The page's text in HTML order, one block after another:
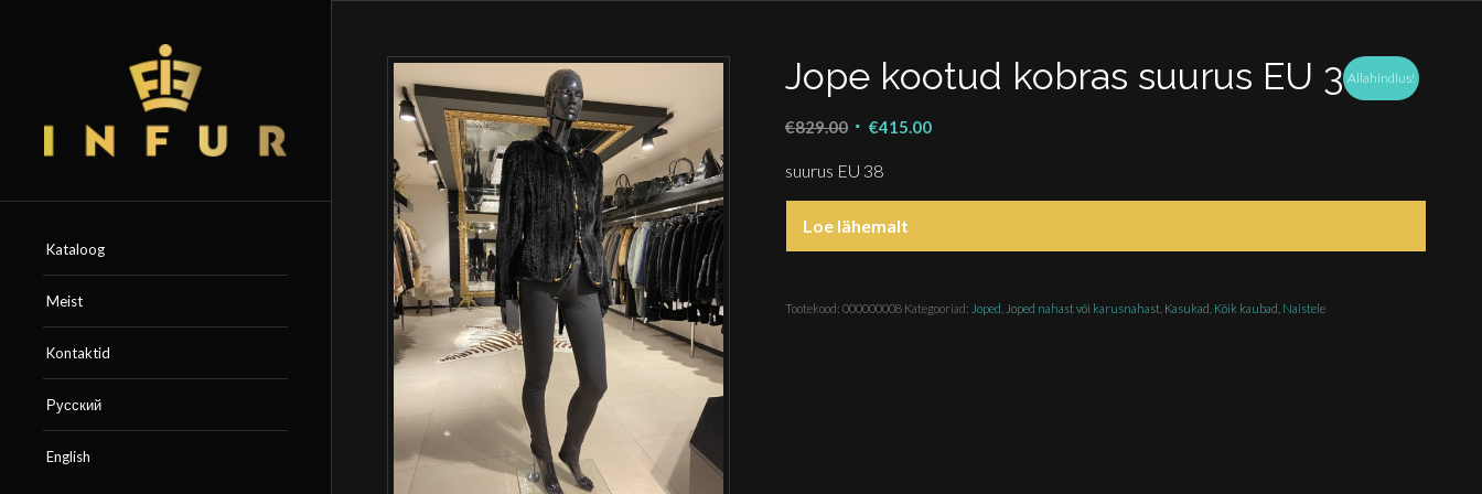
Kataloog
Meist
Kontaktid
Русский
English
Allahindlus!
Jope kootud kobras suurus EU 38
€829.00 Algne
oli:
€829.00.
€415.00Praegune
€415.00.
suurus EU 38
Loe lähemalt
Tootekood:000000008 Kategooriad: Joped Joped nahast või karusnahast Kasukad Kõik kaubad Naistele